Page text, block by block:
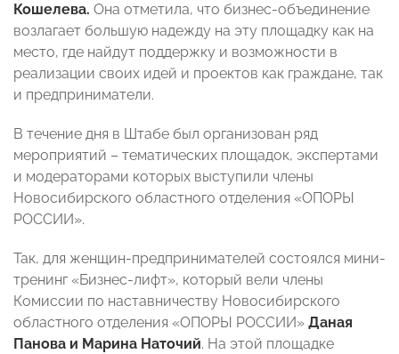
Кошелева. Она отметила, что бизнес-объединение
возлагает большую надежду на эту площадку как на
место, где найдут поддержку и возможности в
реализации своих идей и проектов как граждане, так
и предприниматели.
В течение дня в Штабе был организован ряд
мероприятий – тематических площадок, экспертами
и модераторами которых выступили члены
Новосибирского областного отделения «ОПОРЫ
РОССИИ».
Так, для женщин-предпринимателей состоялся мини-
тренинг «Бизнес-лифт», который вели члены
Комиссии по наставничеству Новосибирского
областного отделения «ОПОРЫ РОССИИ» Даная
Панова и Марина Наточий. На этой площадке